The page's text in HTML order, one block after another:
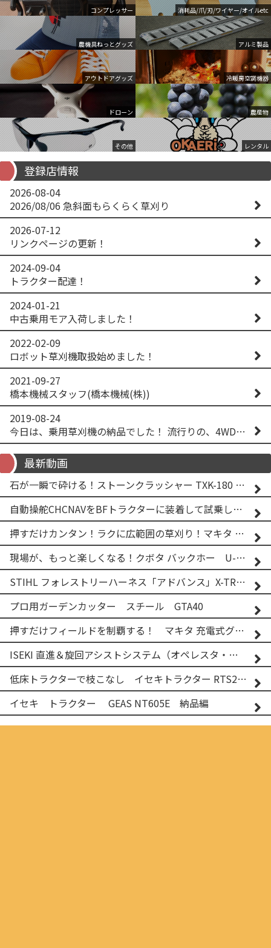
コンプレッサー 消耗品/爪/刃/ワイヤー/オイルetc
農機具ねっとグッズ アルミ製品
アウトドアグッズ 冷暖房空調機器
ドローン 農産物
その他 レンタル
登録店情報
2026-08-04
2026/08/06 急斜面もらくらく草刈り
2026-07-12
リンクページの更新！
2024-09-04
トラクター配達！
2024-01-21
中古乗用モア入荷しました！
2022-02-09
ロボット草刈機取扱始めました！
2021-09-27
橋本機械スタッフ(橋本機械(株))
2019-08-24
今日は、乗用草刈機の納品でした！ 流行りの、4WD！ #イセキアグリ #オーレック #四駆 #増税間近
最新動画
石が一瞬で砕ける！ストーンクラッシャー TXK-180 実演
自動操舵CHCNAVをBFトラクターに装着して試乗してみた！！ CHCNAV NX610
押すだけカンタン！ラクに広範囲の草刈り！マキタ バッテリー式草刈り機 MUG001G 2
現場が、もっと楽しくなる！クボタ バックホー U-25-3A
STIHL フォレストリーハーネス「アドバンス」X-TREEm
プロ用ガーデンカッター スチール GTA40
押すだけフィールドを制覇する！ マキタ 充電式グランドトリマー MUG001G
ISEKI 直進＆旋回アシストシステム（オペレスタ・ターン）搭載 イセキ 乗用田植機 PRJ8D-ZJL
低床トラクターで枝こなし イセキトラクター RTS205NS & フレールモア FNC1202F
イセキ トラクター GEAS NT605E 納品編